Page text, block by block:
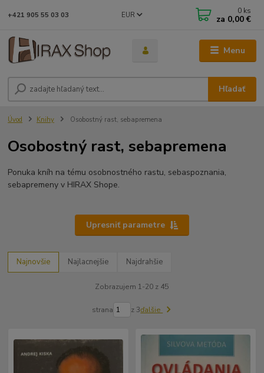
Menu
EUR
Hľadať
+421 905 55 03 03 0 ks
za 0,00 €
Úvod Knihy Osobostný rast, sebapremena
Osobostný rast, sebapremena
Ponuka kníh na tému osobnostného rastu, sebaspoznania,
sebapremeny v HIRAX Shope.
Upresniť parametre
Najnovšie Najlacnejšie Najdrahšie
Zobrazujem 1-20 z 45
strana z 3ďalšie